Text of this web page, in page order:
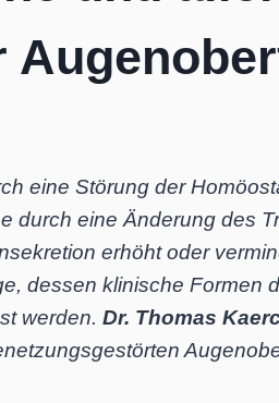
eine Störung der
durch eine Änderung des
erhöht oder
dessen klinische Formen
werden. Dr. Thomas